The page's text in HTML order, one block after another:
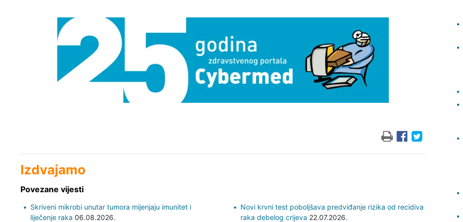
Izdvajamo
Povezane vijesti
Skriveni mikrobi unutar tumora mijenjaju imunitet i
liječenje raka 06.08.2026.
Novi krvni test poboljšava predviđanje rizika od recidiva
raka debelog crijeva 22.07.2026.